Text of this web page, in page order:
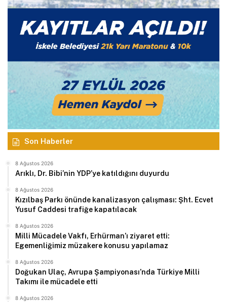
Son Haberler
8 Ağustos 2026
Arıklı, Dr. Bibi’nin YDP’ye katıldığını duyurdu
8 Ağustos 2026
Kızılbaş Parkı önünde kanalizasyon çalışması: Şht. Ecvet
Yusuf Caddesi trafiğe kapatılacak
8 Ağustos 2026
Milli Mücadele Vakfı, Erhürman’ı ziyaret etti:
Egemenliğimiz müzakere konusu yapılamaz
8 Ağustos 2026
Doğukan Ulaç, Avrupa Şampiyonası’nda Türkiye Milli
Takımı ile mücadele etti
8 Ağustos 2026